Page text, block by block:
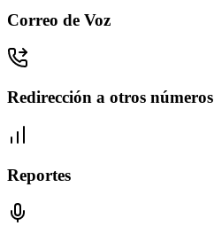
Correo de Voz
Redirección a otros números
Reportes